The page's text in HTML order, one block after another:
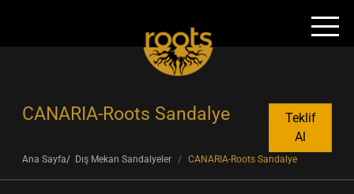
CANARIA-Roots Sandalye
Teklif
Al
Ana Sayfa Dış Mekan Sandalyeler CANARIA-Roots Sandalye